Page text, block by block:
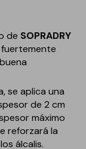
de SOPRADRY
se aplica una
de 2 cm
máximo
reforzará la
álcalis.